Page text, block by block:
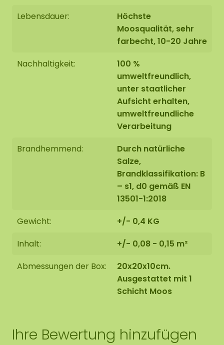
Lebensdauer:
Höchste
Moosqualität, sehr
farbecht, 10-20 Jahre
Nachhaltigkeit:
100 %
umweltfreundlich,
unter staatlicher
Aufsicht erhalten,
umweltfreundliche
Verarbeitung
Brandhemmend:
Durch natürliche
Salze,
Brandklassifikation: B
– s1, d0 gemäß EN
13501-1:2018
Gewicht:
+/- 0,4 KG
Inhalt:
+/- 0,08 - 0,15 m²
Abmessungen der Box:
20x20x10cm.
Ausgestattet mit 1
Schicht Moos
Ihre Bewertung hinzufügen